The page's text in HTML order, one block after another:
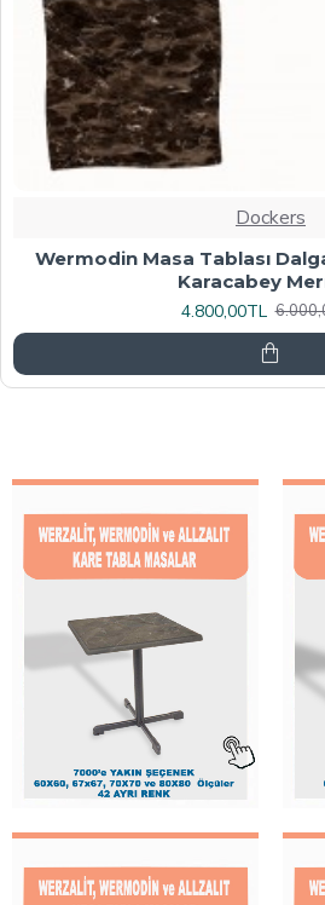
Dockers
Werzalit, Allzalit veya
70X120 - Afyon
6.080,00TL